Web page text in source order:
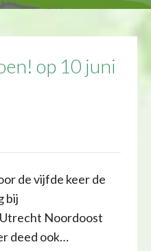
op 10 juni
de vijfde keer de
bij
Noordoost
deed ook…